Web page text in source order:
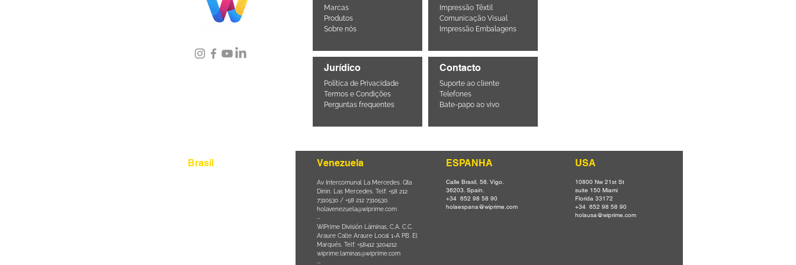
Marcas
Produtos
Sobre nós
Jurídico
Política de Privacidade
Termos e Condições
Perguntas frequentes
Impressão Têxtil
Comunicação Visual
Impressão Embalagens
Contacto
Suporte ao cliente
Telefones
Bate-papo ao vivo
Brasil Venezuela
Av Intercomunal La Mercedes. Qta
Dinin. Las Mercedes. Telf: +58 212
7310530 / +58 212 7310530.
holavenezuela@wiprime.com
⏤
WiPrime División Láminas, C.A. C.C.
Araure Calle Araure Local 1-A PB. El
Marqués. Telf: +58412 3204212
wiprime.laminas@wiprime.com
⏤
ESPANHA
Calle Brasil, 58. Vigo.
36203. Spain.
+34 652 98 58 90
holaespana@wiprime.com
USA
10800 Nw 21st St
suite 150 Miami
Florida 33172
+34 652 98 58 90
holausa@wiprime.com